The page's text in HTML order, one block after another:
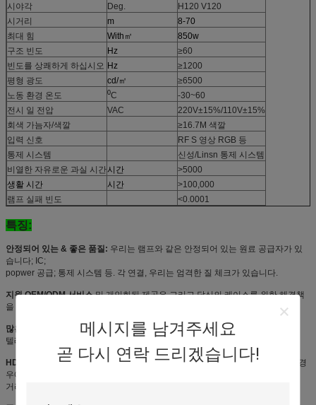
메시지를 남겨주세요
곧 다시 연락 드리겠습니다!
시야각 Deg.
H120 V120
시거리
m
8-70
최대 힘
With㎡
850w
구조 빈도
Hz
≥60
빈도를 상쾌하게 하십시오 Hz
≥1200
평형 광도
cd/㎡
≥6500
노동 환경 온도
0C
-30~60
전시 일 전압
VAC
220V±15%/110V±15%
회색 가늠자/색깔
≥16.7M 색깔
입력 신호
RF S 영상 RGB 등
통제 시스템
신성/Linsn 통제 시스템
비열한 자유로운 과실 시간시간
>5000
생활 시간
시간
>100,000
램프 실패 빈도
<0.0001
특징:
안정되어 있는 & 좋은 품질: 우리는 램프와 같은 안정되어 있는 원료 공급자가 있
습니다; IC;
popwer 공급; 통제 시스템 등. 각 연결, 우리는 엄격한 질 체크가 있습니다.
지원 OEM/ODM 서비스및 개인화된 제공은 그리고 당신의 케이스를 위한 해결책
을 완료합니다
많은 놀이 파일 지원:영상, 원본, 그림, 도표, PPT, 섬광 및 어떤 근원
텔레비젼에서, VCD, DVD 등
HD는 & 높이 재생율을: 각 지도한 단위를 위한 해결책은 32*16, 이렇게 보기인 경
우에
거리는 10 미터입니다 또는 더 많은 것은, 효력 이 모형을 위해 충분히 좋습니다.